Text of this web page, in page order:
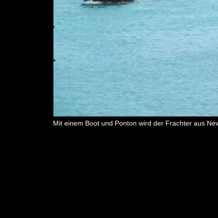
Mit einem Boot und Ponton wird der Frachter aus